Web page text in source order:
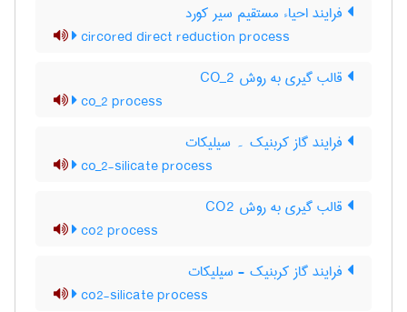
فرایند احیاء مستقیم سیر کورد
circored direct reduction process
قالب گیری به روش CO_2
co_2 process
فرایند گاز کربنیک ۔ سیلیکات
co_2-silicate process
قالب گیری به روش CO2
co2 process
فرایند گاز کربنیک - سیلیکات
co2-silicate process